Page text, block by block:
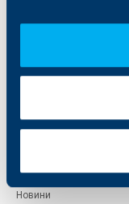
За KBC Груп
Управление
Тарифи и общи условия
Кариери
Новини